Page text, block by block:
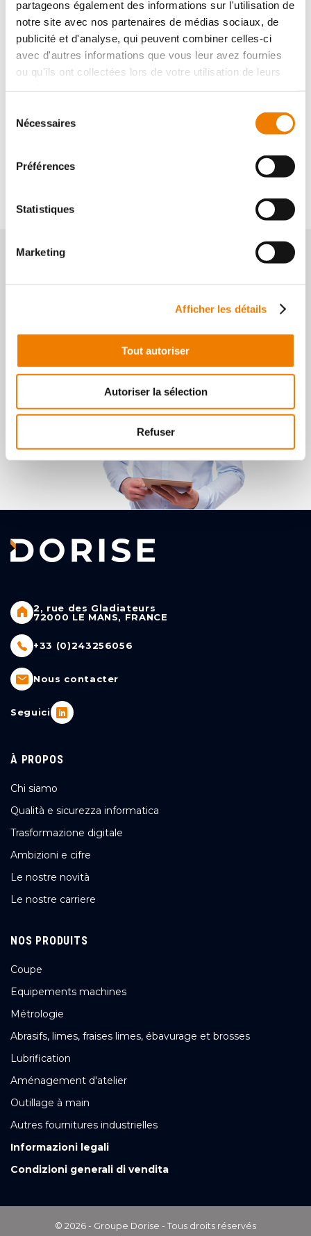
partageons également des informations sur l'utilisation de
notre site avec nos partenaires de médias sociaux, de
publicité et d'analyse, qui peuvent combiner celles-ci
avec d'autres informations que vous leur avez fournies
ou qu'ils ont collectées lors de votre utilisation de leurs
Nécessaires
Préférences
Statistiques
Marketing
Afficher les détails
Tout autoriser
Autoriser la sélection
Refuser
Contattaci
2, rue des Gladiateurs
72000 LE MANS, FRANCE
+33 (0)243256056
Nous contacter
Seguici
À PROPOS
Chi siamo
Qualità e sicurezza informatica
Trasformazione digitale
Ambizioni e cifre
Le nostre novità
Le nostre carriere
NOS PRODUITS
Coupe
Equipements machines
Métrologie
Abrasifs, limes, fraises limes, ébavurage et brosses
Lubrification
Aménagement d'atelier
Outillage à main
Autres fournitures industrielles
Informazioni legali
Condizioni generali di vendita
© 2026 - Groupe Dorise - Tous droits réservés